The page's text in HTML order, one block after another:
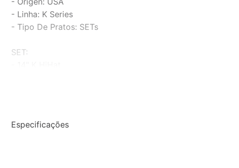
- Linha: K Series
- Tipo De Pratos: SETs
SET:
Especificações